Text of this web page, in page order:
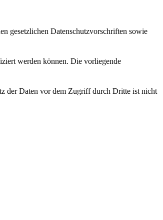
gesetzlichen Datenschutzvorschriften sowie
werden können. Die vorliegende
der Daten vor dem Zugriff durch Dritte ist nicht